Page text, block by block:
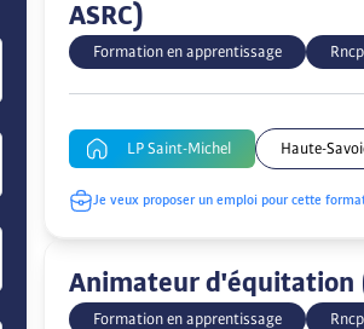
ASRC)
Formation en apprentissage
LP Saint-Michel Haute-
Je veux proposer un emploi pour cette
Animateur d'équitation
Formation en apprentissage